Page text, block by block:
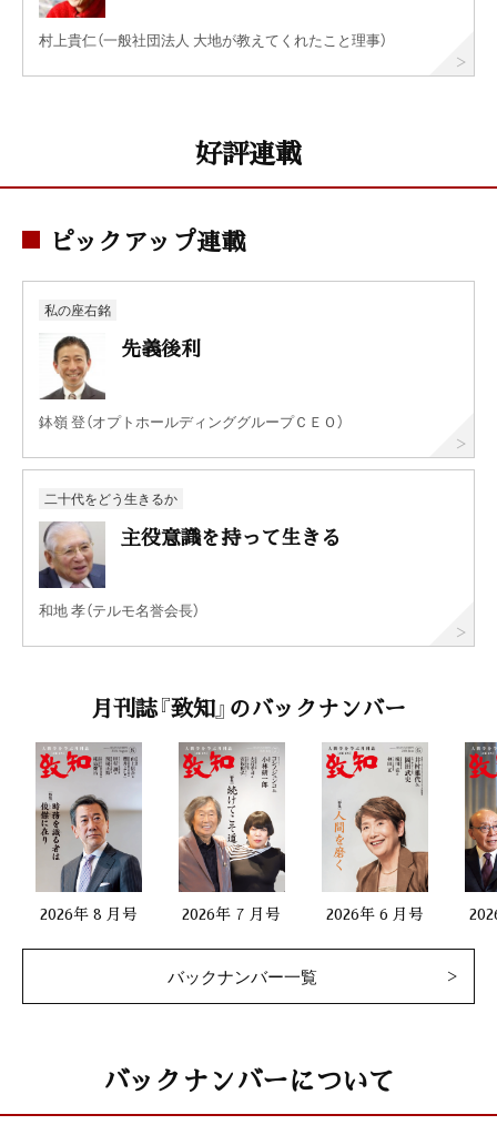
村上貴仁（一般社団法人 大地が教えてくれたこと理事）
好評連載
ピックアップ連載
私の座右銘
先義後利
鉢嶺 登（オプトホールディンググループＣＥＯ）
二十代をどう生きるか
主役意識を持って生きる
和地 孝（テルモ名誉会長）
月刊誌『致知』のバックナンバー
2026年 8 月号 2026年 7 月号 2026年 6 月号
バックナンバー一覧
バックナンバーについて